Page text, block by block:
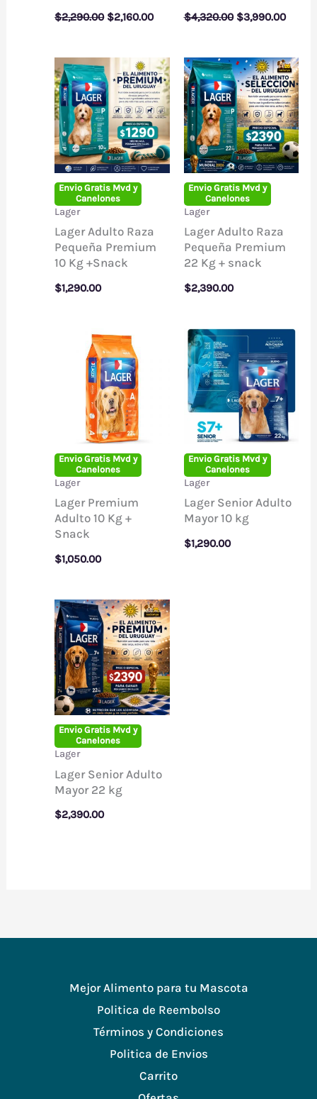
$2,290.00 El
precio
$2,290.00.
$2,160.00El
$2,160.00.
$4,320.00 El
precio
$4,320.00.
$3,990.00El
precio
Envio Gratis Mvd y
Canelones
Lager
Lager Adulto Raza
Pequeña Premium
10 Kg +Snack
$1,290.00
Envio Gratis Mvd y
Canelones
Lager
Lager Adulto Raza
Pequeña Premium
22 Kg + snack
$2,390.00
Envio Gratis Mvd y
Canelones
Lager
Lager Premium
Adulto 10 Kg +
Snack
$1,050.00
Envio Gratis Mvd y
Canelones
Lager
Lager Senior Adulto
Mayor 10 kg
$1,290.00
Envio Gratis Mvd y
Canelones
Lager
Lager Senior Adulto
Mayor 22 kg
$2,390.00
Mejor Alimento para tu Mascota
Politica de Reembolso
Términos y Condiciones
Politica de Envios
Carrito